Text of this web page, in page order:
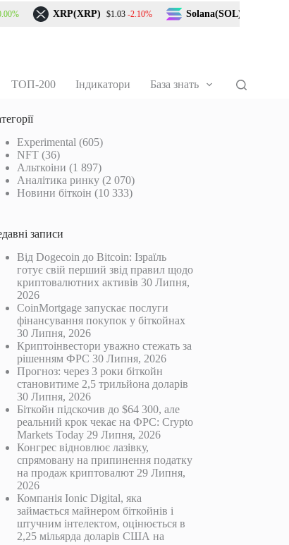
XRP(XRP) $1.03 -2.10% Solana(SOL) $72.89
ТОП-200 Індикатори База знать
Experimental (605)
NFT (36)
Альткоіни (1 897)
Аналітика ринку (2 070)
Новини біткоін (10 333)
записи
Від Dogecoin до Bitcoin: Ізраїль
готує свій перший звід правил щодо
криптовалютних активів 30 Липня,
2026
CoinMortgage запускає послуги
фінансування покупок у біткойнах
30 Липня, 2026
Криптоінвестори уважно стежать за
рішенням ФРС 30 Липня, 2026
Прогноз: через 3 роки біткойн
становитиме 2,5 трильйона доларів
30 Липня, 2026
Біткойн підскочив до $64 300, але
реальний крок чекає на ФРС: Crypto
Markets Today 29 Липня, 2026
Конгрес відновлює лазівку,
спрямовану на припинення податку
на продаж криптовалют 29 Липня,
2026
Компанія Ionic Digital, яка
займається майнером біткойнів і
штучним інтелектом, оцінюється в
2,25 мільярда доларів США на